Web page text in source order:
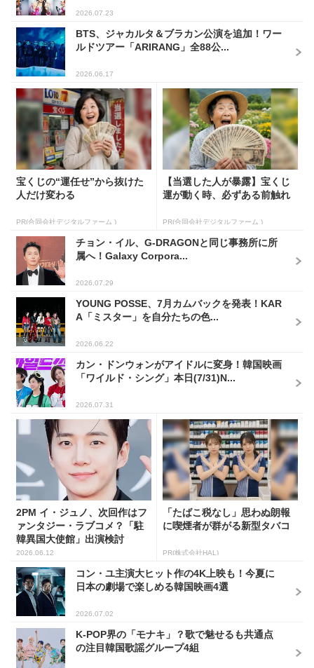
2026.07.23
BTS、ジャカルタ＆ブラカン公演を追加！ワー
ルドツアー「ARIRANG」全88公...
2026.06.17
宝くじの“運任せ”から抜けた
人だけ変わる
PR(合同会社デジタルファーム )
【当選した人が暴露】宝くじ
運が動く時、必ずある前触れ
PR(合同会社デジタルファーム )
チョン・イル、G-DRAGONと同じ事務所に所
属へ！Galaxy Corpora...
2026.07.29
YOUNG POSSE、7月カムバックを発表！KAR
A「ミスター」を自分たちの色...
2026.06.22
カン・ドンウォンがアイドルに変身！韓国映画
「ワイルド・シング」本日(7/31)N...
2026.07.31
2PM イ・ジュノ、次回作はフ
ァンタジー・ラブコメ？「駐
韓異国大使館」出演検討
2026.06.12
「たばこ税なし」思わぬ朗報
に喫煙者が群がる新型タバコ
PR(株式会社HAL)
コン・ユ主演大ヒット作の4K上映も！今夏に
日本の劇場で楽しめる韓国映画4選
2026.07.02
K-POP界の「モナキ」？歌で魅せるも共通点
の注目韓国歌謡グループ4組